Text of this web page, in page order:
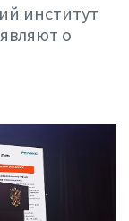
институт
о